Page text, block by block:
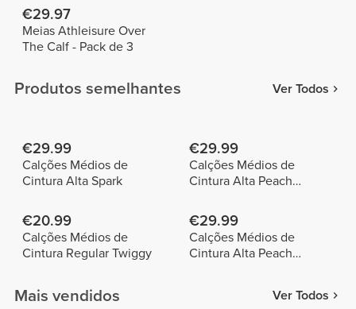
€29.97
Meias Athleisure Over
The Calf - Pack de 3
Produtos semelhantes Ver Todos
€29.99
Calções Médios de
Cintura Alta Spark
€29.99
Calções Médios de
Cintura Alta Peach
€20.99
Calções Médios de
Cintura Regular Twiggy
€29.99
Calções Médios de
Cintura Alta Peach
Mais vendidos Ver Todos